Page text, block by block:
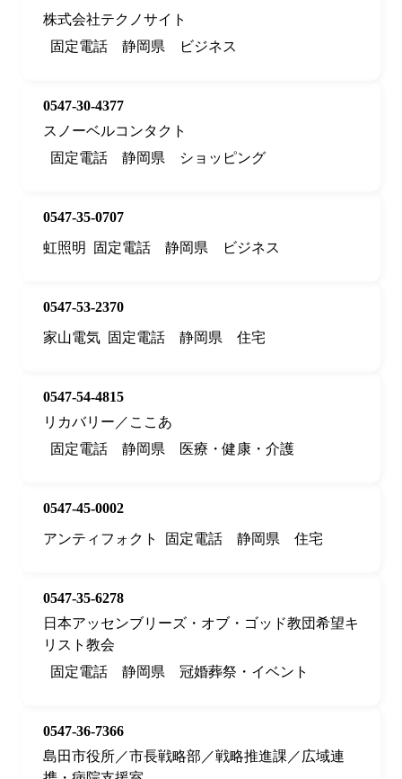
株式会社テクノサイト
固定電話
静岡県 ビジネス
0547-30-4377
スノーベルコンタクト
固定電話
静岡県 ショッピング
0547-35-0707
虹照明
固定電話 静岡県 ビジネス
0547-53-2370
家山電気 固定電話 静岡県 住宅
0547-54-4815
リカバリー／ここあ
固定電話
静岡県 医療・健康・介護
0547-45-0002
アンティフォクト
固定電話 静岡県 住宅
0547-35-6278
日本アッセンブリーズ・オブ・ゴッド教団希望キ
リスト教会
固定電話
静岡県 冠婚葬祭・イベント
0547-36-7366
島田市役所／市長戦略部／戦略推進課／広域連